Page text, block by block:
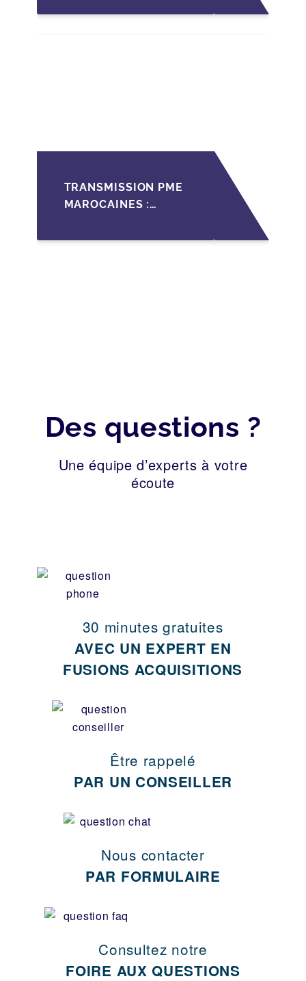
PME FAMILIALES AU
TRANSMISSION PME
MAROCAINES :
CESSION AVEC LES
Des questions ?
Une équipe d’experts à votre
écoute
30 minutes gratuites
AVEC UN EXPERT EN
FUSIONS ACQUISITIONS
Être rappelé
PAR UN CONSEILLER
Nous contacter
PAR FORMULAIRE
Consultez notre
FOIRE AUX QUESTIONS